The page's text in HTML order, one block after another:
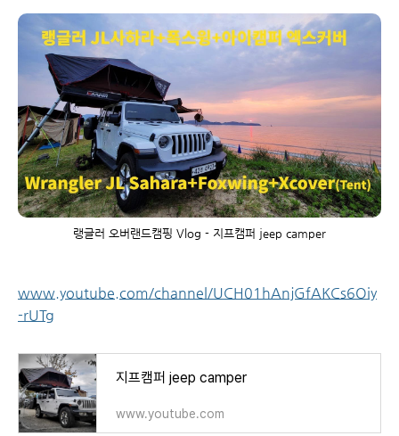
랭글러 오버랜드캠핑 Vlog - 지프캠퍼 jeep camper
www.youtube.com/channel/UCH01hAnjGfAKCs6Oiy
-rUTg
지프캠퍼 jeep camper
www.youtube.com